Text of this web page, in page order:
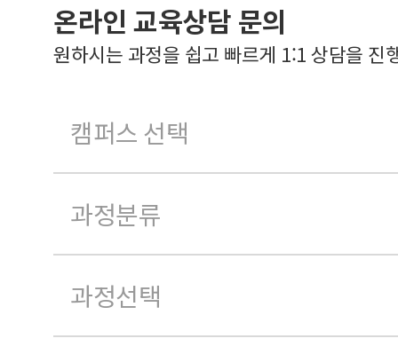
온라인 교육상담 문의
원하시는 과정을 쉽고 빠르게 1:1 상담을 진